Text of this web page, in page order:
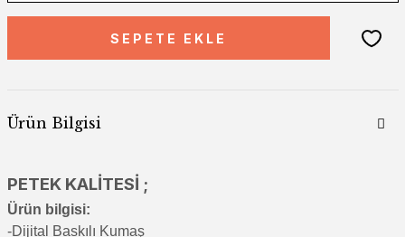
SEPETE EKLE
Ürün Bilgisi
PETEK KALİTESİ ;
Ürün bilgisi:
-Dijital Baskılı Kumaş